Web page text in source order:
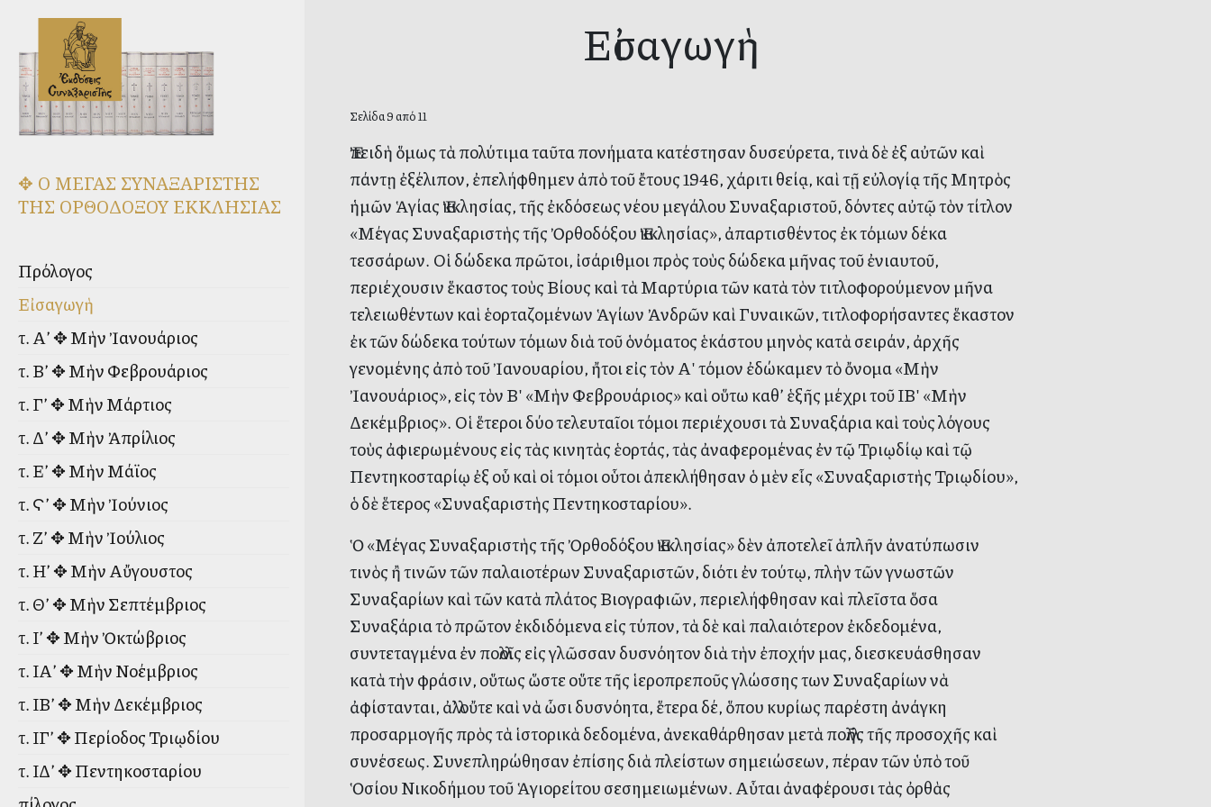
✥ Ο ΜΕΓΑΣ ΣΥΝΑΞΑΡΙΣΤΗΣ
ΤΗΣ ΟΡΘΟΔΟΞΟΥ ΕΚΚΛΗΣΙΑΣ
Πρόλογος
Εἰσαγωγὴ
τ. Α’ ✥ Μὴν Ἰανουάριος
τ. Β’ ✥ Μὴν Φεβρουάριος
τ. Γ’ ✥ Μὴν Μάρτιος
τ. Δ’ ✥ Μὴν Ἀπρίλιος
τ. Ε’ ✥ Μὴν Μάϊος
τ. Ϛ’ ✥ Μὴν Ἰούνιος
τ. Ζ’ ✥ Μὴν Ἰούλιος
τ. Η’ ✥ Μὴν Αὔγουστος
τ. Θ’ ✥ Μὴν Σεπτέμβριος
τ. Ι’ ✥ Μὴν Ὀκτώβριος
τ. ΙΑ’ ✥ Μὴν Νοέμβριος
τ. ΙΒ’ ✥ Μὴν Δεκέμβριος
τ. ΙΓ’ ✥ Περίοδος Τριῳδίου
τ. ΙΔ’ ✥ Πεντηκοσταρίου
Εἰσαγωγὴ
Σελίδα 9 από 11
Ἐπειδὴ ὅμως τὰ πολύτιμα ταῦτα πονήματα κατέστησαν δυσεύρετα, τινὰ δὲ ἐξ αὐτῶν καὶ
πάντῃ ἐξέλιπον, ἐπελήφθημεν ἀπὸ τοῦ ἔτους 1946, χάριτι θείᾳ, καὶ τῇ εὐλογίᾳ τῆς Μητρὸς
ἡμῶν Ἁγίας Ἐκκλησίας, τῆς ἐκδόσεως νέου μεγάλου Συναξαριστοῦ, δόντες αὐτῷ τὸν τίτλον
«Μέγας Συναξαριστὴς τῆς Ὀρθοδόξου Ἐκκλησίας», ἀπαρτισθέντος ἐκ τόμων δέκα
τεσσάρων. Οἱ δώδεκα πρῶτοι, ἰσάριθμοι πρὸς τοὺς δώδεκα μῆνας τοῦ ἐνιαυτοῦ,
περιέχουσιν ἕκαστος τοὺς Βίους καὶ τὰ Μαρτύρια τῶν κατὰ τὸν τιτλοφορούμενον μῆνα
τελειωθέντων καὶ ἑορταζομένων Ἁγίων Ἀνδρῶν καὶ Γυναικῶν, τιτλοφορήσαντες ἕκαστον
ἐκ τῶν δώδεκα τούτων τόμων διὰ τοῦ ὁνόματος ἑκάστου μηνὸς κατὰ σειράν, ἀρχῆς
γενομένης ἀπὸ τοῦ Ἰανουαρίου, ἤτοι εἰς τὸν Αʹ τόμον ἐδώκαμεν τὸ ὄνομα «Μὴν
Ἰανουάριος», εἰς τὸν Βʹ «Μὴν Φεβρουάριος» καὶ οὕτω καθ’ ἑξῆς μέχρι τοῦ ΙΒʹ «Μὴν
Δεκέμβριος». Οἱ ἕτεροι δύο τελευταῖοι τόμοι περιέχουσι τὰ Συναξάρια καὶ τοὺς λόγους
τοὺς ἀφιερωμένους εἰς τὰς κινητὰς ἑορτάς, τὰς ἀναφερομένας ἐν τῷ Τριῳδίῳ καὶ τῷ
Πεντηκοσταρίῳ ἐξ οὗ καὶ οἱ τόμοι οὗτοι ἀπεκλήθησαν ὁ μὲν εἷς «Συναξαριστὴς Τριῳδίου»,
ὁ δὲ ἕτερος «Συναξαριστὴς Πεντηκοσταρίου».
Ὁ «Μέγας Συναξαριστὴς τῆς Ὀρθοδόξου Ἐκκλησίας» δὲν ἀποτελεῖ ἁπλῆν ἀνατύπωσιν
τινὸς ἢ τινῶν τῶν παλαιοτέρων Συναξαριστῶν, διότι ἐν τούτῳ, πλὴν τῶν γνωστῶν
Συναξαρίων καὶ τῶν κατὰ πλάτος Βιογραφιῶν, περιελήφθησαν καὶ πλεῖστα ὅσα
Συναξάρια τὸ πρῶτον ἐκδιδόμενα εἰς τύπον, τὰ δὲ καὶ παλαιότερον ἐκδεδομένα,
συντεταγμένα ἐν πολλοῖς εἰς γλῶσσαν δυσνόητον διὰ τὴν ἐποχήν μας, διεσκευάσθησαν
κατὰ τὴν φράσιν, οὕτως ὥστε οὕτε τῆς ἱεροπρεποῦς γλώσσης των Συναξαρίων νὰ
ἀφίστανται, ἀλλ’ οὔτε καὶ νὰ ὦσι δυσνόητα, ἕτερα δέ, ὅπου κυρίως παρέστη ἀνάγκη
προσαρμογῆς πρὸς τὰ ἱστορικὰ δεδομένα, ἀνεκαθάρθησαν μετὰ πολλῆς τῆς προσοχῆς καὶ
συνέσεως. Συνεπληρώθησαν ἐπίσης διὰ πλείστων σημειώσεων, πέραν τῶν ὑπὸ τοῦ
Ὁσίου Νικοδήμου τοῦ Ἁγιορείτου σεσημειωμένων. Αὗται ἀναφέρουσι τὰς ὀρθὰς